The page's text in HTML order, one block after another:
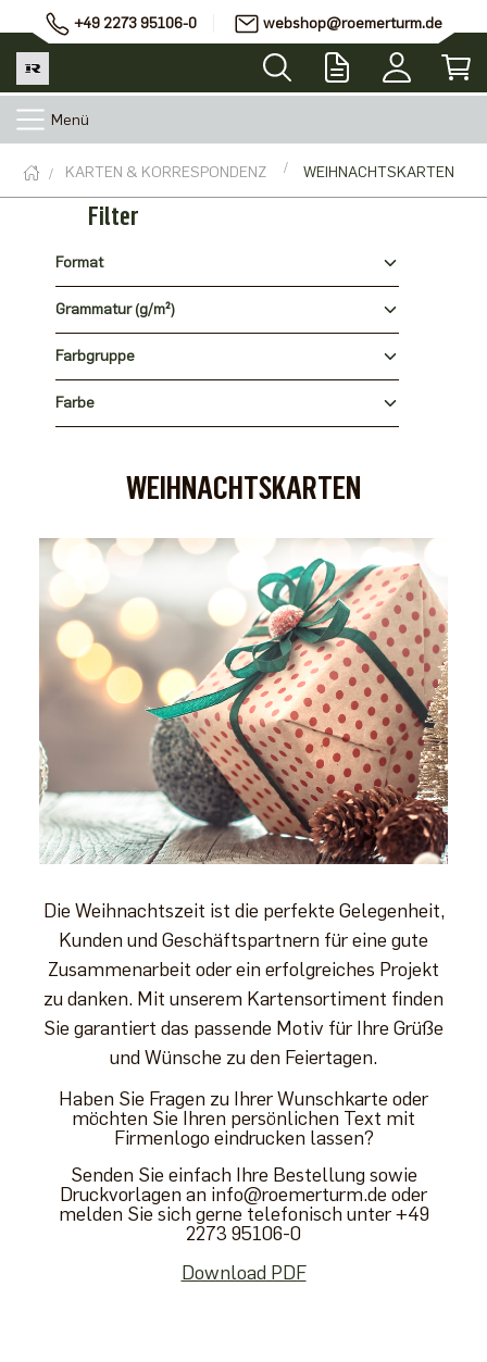
+49 2273 95106-0 webshop@roemerturm.de
Menü
KARTEN & KORRESPONDENZ WEIHNACHTSKARTEN
Filter
Format
Grammatur (g/m²)
Farbgruppe
Farbe
WEIHNACHTSKARTEN
Die Weihnachtszeit ist die perfekte Gelegenheit,
Kunden und Geschäftspartnern für eine gute
Zusammenarbeit oder ein erfolgreiches Projekt
zu danken. Mit unserem Kartensortiment finden
Sie garantiert das passende Motiv für Ihre Grüße
und Wünsche zu den Feiertagen.
Haben Sie Fragen zu Ihrer Wunschkarte oder
möchten Sie Ihren persönlichen Text mit
Firmenlogo eindrucken lassen?
Senden Sie einfach Ihre Bestellung sowie
Druckvorlagen an info@roemerturm.de oder
melden Sie sich gerne telefonisch unter +49
2273 95106-0
Download PDF